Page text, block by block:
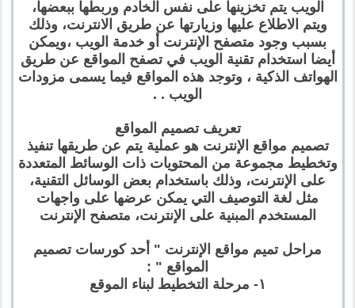
الويب يتم تخزينها على نفس الخادم وربطها ببعضها،
ويتم الاطلاع عليها وزيارتها عن طريق الانترنت، وذلك
بسبب وجود متصفح الإنترنت أو خدمة الويب ،ويمكن
أيضا استخدام تقنية الويب في تصفح المواقع عن طريق
الهواتف الذكية ، وتوجد هذه المواقع فيما يسمى مزودات
الويب . .
تعريف تصميم المواقع
تصميم مواقع الإنترنت هو عملية يتم عن طريقها تنفيذ
وتخطيط مجموعة من المحتويات ذات الوسائط المتعددة
على الإنترنت، وذلك باستخدام بعض الوسائل التقنية،
مثل لغة التوصيف التي يمكن عرضها على واجهات
المستخدم المبنية على الإنترنت، متصفح الإنترنت
مراحل تميم مواقع الإنترنت " أحد كورسات تصميم
المواقع " :
١- مرحلة التخطيط لبناء الموقع